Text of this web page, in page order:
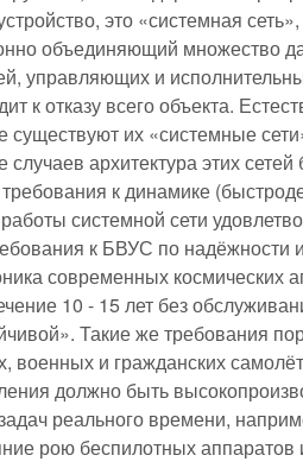
это «системная
объединяющий множество
управляющих и
к отказу всего объекта.
существуют их «системные
случаев архитектура этих
требования к динамике
системной сети
к БВУС по надёжности
современных космических
10 - 15 лет без
Такие же требования
военных и гражданских
должно быть
реального времени,
рою беспилотных аппаратов